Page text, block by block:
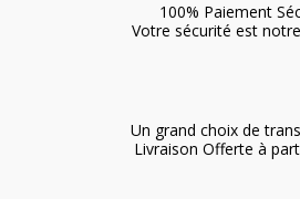
100% Paiement
Votre sécurité est
Un grand choix de
Livraison Offerte à